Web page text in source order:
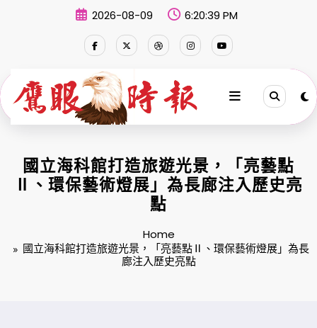
2026-08-09 6:20:40 PM
國立海科館打造旅遊光景，「亮藝點
Ⅱ、環保藝術燈展」為長廊注入歷史亮
點
Home
國立海科館打造旅遊光景，「亮藝點Ⅱ、環保藝術燈展」為長
廊注入歷史亮點